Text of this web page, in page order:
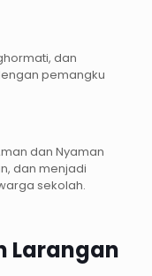
dan
pemangku
dan Nyaman
dan menjadi
sekolah.
Larangan